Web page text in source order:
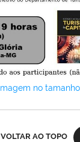
no
VOLTAR AO TOPO